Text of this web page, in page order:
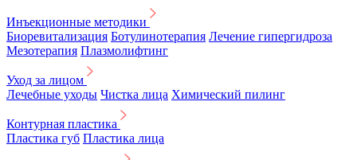
Инъекционные методики
Биоревитализация Ботулинотерапия Лечение гипергидроза
Мезотерапия Плазмолифтинг
Уход за лицом
Лечебные уходы Чистка лица Химический пилинг
Контурная пластика
Пластика губ Пластика лица